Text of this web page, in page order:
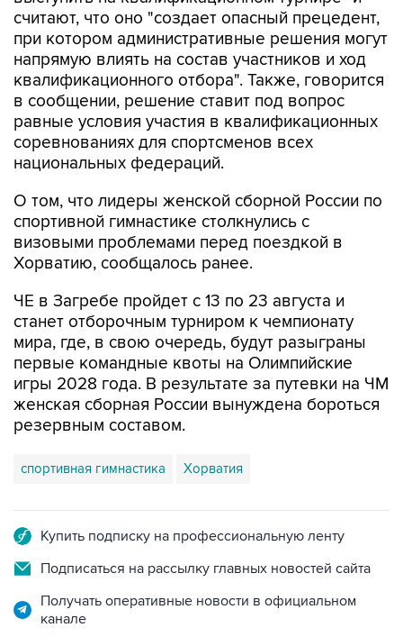
В организации расценили решение Хорватии
как "фактическое лишение ведущих
российских спортсменок возможности
выступить на квалификационном турнире" и
считают, что оно "создает опасный прецедент,
при котором административные решения могут
напрямую влиять на состав участников и ход
квалификационного отбора". Также, говорится
в сообщении, решение ставит под вопрос
равные условия участия в квалификационных
соревнованиях для спортсменов всех
национальных федераций.
О том, что лидеры женской сборной России по
спортивной гимнастике столкнулись с
визовыми проблемами перед поездкой в
Хорватию, сообщалось ранее.
ЧЕ в Загребе пройдет с 13 по 23 августа и
станет отборочным турниром к чемпионату
мира, где, в свою очередь, будут разыграны
игры 2028 года. В результате за путевки на ЧМ
резервным составом.
спортивная гимнастика
Купить подписку на профессиональную ленту